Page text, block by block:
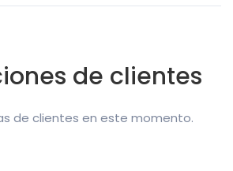
de clientes
de clientes en este momento.